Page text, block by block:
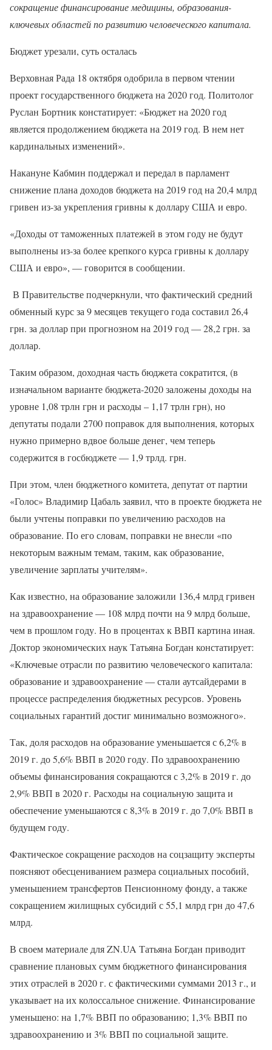
сокращение финансирование медицины, образования-
ключевых областей по развитию человеческого капитала.
Бюджет урезали, суть осталась
Верховная Рада 18 октября одобрила в первом чтении
проект государственного бюджета на 2020 год. Политолог
Руслан Бортник констатирует: «Бюджет на 2020 год
является продолжением бюджета на 2019 год. В нем нет
кардинальных изменений».
Накануне Кабмин поддержал и передал в парламент
снижение плана доходов бюджета на 2019 год на 20,4 млрд
гривен из-за укрепления гривны к доллару США и евро.
«Доходы от таможенных платежей в этом году не будут
выполнены из-за более крепкого курса гривны к доллару
США и евро», — говорится в сообщении.
В Правительстве подчеркнули, что фактический средний
обменный курс за 9 месяцев текущего года составил 26,4
грн. за доллар при прогнозном на 2019 год — 28,2 грн. за
доллар.
Таким образом, доходная часть бюджета сократится, (в
изначальном варианте бюджета-2020 заложены доходы на
уровне 1,08 трлн грн и расходы – 1,17 трлн грн), но
депутаты подали 2700 поправок для выполнения, которых
нужно примерно вдвое больше денег, чем теперь
содержится в госбюджете — 1,9 трлд. грн.
При этом, член бюджетного комитета, депутат от партии
«Голос» Владимир Цабаль заявил, что в проекте бюджета не
были учтены поправки по увеличению расходов на
образование. По его словам, поправки не внесли «по
некоторым важным темам, таким, как образование,
увеличение зарплаты учителям».
Как известно, на образование заложили 136,4 млрд гривен
на здравоохранение — 108 млрд почти на 9 млрд больше,
чем в прошлом году. Но в процентах к ВВП картина иная.
Доктор экономических наук Татьяна Богдан констатирует:
«Ключевые отрасли по развитию человеческого капитала:
образование и здравоохранение — стали аутсайдерами в
процессе распределения бюджетных ресурсов. Уровень
социальных гарантий достиг минимально возможного».
Так, доля расходов на образование уменьшается с 6,2% в
2019 г. до 5,6% ВВП в 2020 году. По здравоохранению
объемы финансирования сокращаются с 3,2% в 2019 г. до
2,9% ВВП в 2020 г. Расходы на социальную защита и
обеспечение уменьшаются с 8,3% в 2019 г. до 7,0% ВВП в
будущем году.
Фактическое сокращение расходов на соцзащиту эксперты
поясняют обесцениванием размера социальных пособий,
уменьшением трансфертов Пенсионному фонду, а также
сокращением жилищных субсидий с 55,1 млрд грн до 47,6
млрд.
В своем материале для ZN.UA Татьяна Богдан приводит
сравнение плановых сумм бюджетного финансирования
этих отраслей в 2020 г. с фактическими суммами 2013 г., и
указывает на их колоссальное снижение. Финансирование
уменьшено: на 1,7% ВВП по образованию; 1,3% ВВП по
здравоохранению и 3% ВВП по социальной защите.